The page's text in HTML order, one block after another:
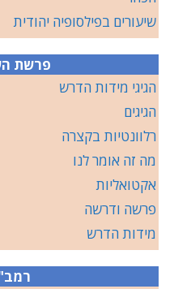
שיעורים בפילסופיה יהודית
פרשת
הגיגי מידות הדרש
הגיגים
רלוונטיות בקצרה
מה זה אומר לנו
אקטואליות
פרשה ודרשה
מידות הדרש